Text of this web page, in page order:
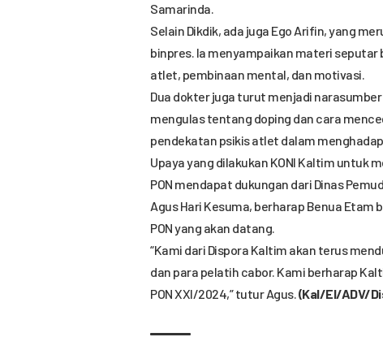
Samarinda.
Selain Dikdik, ada juga Ego Arifin, yang
binpres. Ia menyampaikan materi
atlet, pembinaan mental, dan motivasi.
Dua dokter juga turut menjadi
mengulas tentang doping dan cara
pendekatan psikis atlet dalam
Upaya yang dilakukan KONI Kaltim untuk
PON mendapat dukungan dari Dinas
Agus Hari Kesuma, berharap Benua Etam
PON yang akan datang.
“Kami dari Dispora Kaltim akan terus
dan para pelatih cabor. Kami berharap
PON XXI/2024,” tutur Agus.(Kal/El/ADV/